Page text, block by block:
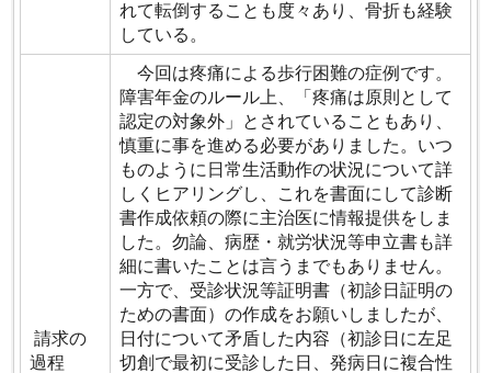
れて転倒することも度々あり、骨折も経験
している。
請求の
過程
今回は疼痛による歩行困難の症例です。
障害年金のルール上、「疼痛は原則として
認定の対象外」とされていることもあり、
慎重に事を進める必要がありました。いつ
ものように日常生活動作の状況について詳
しくヒアリングし、これを書面にして診断
書作成依頼の際に主治医に情報提供をしま
した。勿論、病歴・就労状況等申立書も詳
細に書いたことは言うまでもありません。
一方で、受診状況等証明書（初診日証明の
ための書面）の作成をお願いしましたが、
日付について矛盾した内容（初診日に左足
切創で最初に受診した日、発病日に複合性